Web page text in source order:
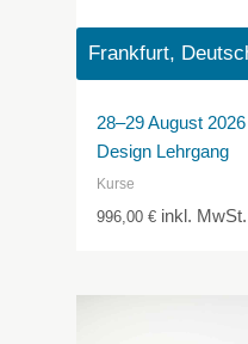
Frankfurt,
28–29 August
Design Lehrgang
Kurse
996,00€ inkl. MwSt.